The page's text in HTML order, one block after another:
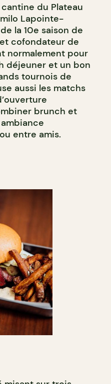
du Plateau
Lapointe-
la 10e saison de
et cofondateur de
normalement pour
déjeuner et un bon
tournois de
aussi les matchs
brunch et
entre amis.